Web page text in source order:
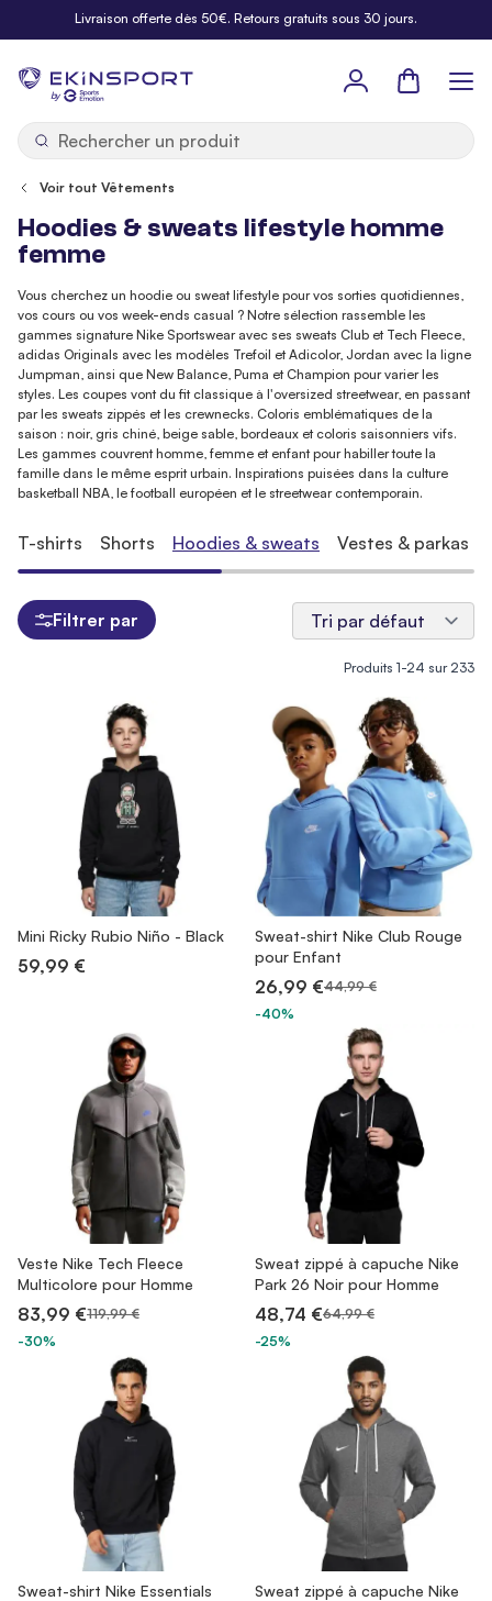
Allez au contenuLivraison offerte dès 50€. Retours gratuits sous 30 jours.
by
Panier
Voir tout Vêtements
Hoodies & sweats lifestyle homme
femme
Vous cherchez un hoodie ou sweat lifestyle pour vos sorties quotidiennes,
vos cours ou vos week-ends casual ? Notre sélection rassemble les
gammes signature Nike Sportswear avec ses sweats Club et Tech Fleece,
adidas Originals avec les modèles Trefoil et Adicolor, Jordan avec la ligne
Jumpman, ainsi que New Balance, Puma et Champion pour varier les
styles. Les coupes vont du fit classique à l'oversized streetwear, en passant
par les sweats zippés et les crewnecks. Coloris emblématiques de la
saison : noir, gris chiné, beige sable, bordeaux et coloris saisonniers vifs.
Les gammes couvrent homme, femme et enfant pour habiller toute la
famille dans le même esprit urbain. Inspirations puisées dans la culture
basketball NBA, le football européen et le streetwear contemporain.
Produits 1-24 sur233
Mini Ricky Rubio Niño - Black
59,99 €
Sweat-shirt Nike Club Rouge
pour Enfant
26,99 €44,99 €
-40%
Veste Nike Tech Fleece
Multicolore pour Homme
83,99 €119,99 €
-30%
Sweat zippé à capuche Nike
Park 26 Noir pour Homme
48,74 €64,99 €
-25%
Sweat-shirt Nike Essentials
Sweat zippé à capuche Nike
T-shirts Shorts Hoodies & sweats Vestes & parkas
Filtrer par